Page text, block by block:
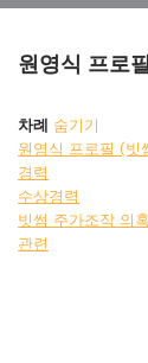
원영식 프로
차례
숨기기
원영식 프로필 (빗
경력
수상경력
빗썸 주가조작 의혹
관련